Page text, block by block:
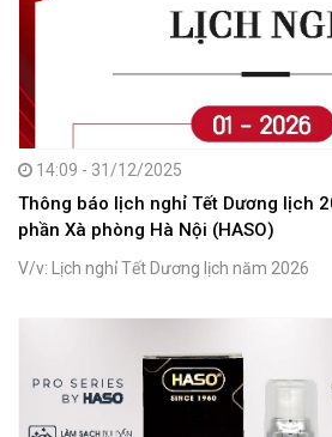
14:09 - 31/12/2025
Thông báo lịch nghỉ Tết Dương lịch
phần Xà phòng Hà Nội (HASO)
V/v: Lịch nghỉ Tết Dương lịch năm 2026